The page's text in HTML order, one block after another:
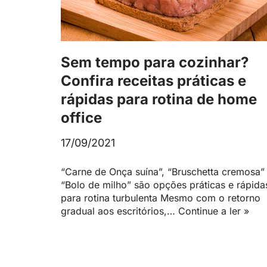
Sem tempo para cozinhar?
Confira receitas práticas e
rápidas para rotina de home
office
17/09/2021
“Carne de Onça suína”, “Bruschetta cremosa”
“Bolo de milho” são opções práticas e
para rotina turbulenta Mesmo com o retorno
gradual aos escritórios,… Continue a ler »